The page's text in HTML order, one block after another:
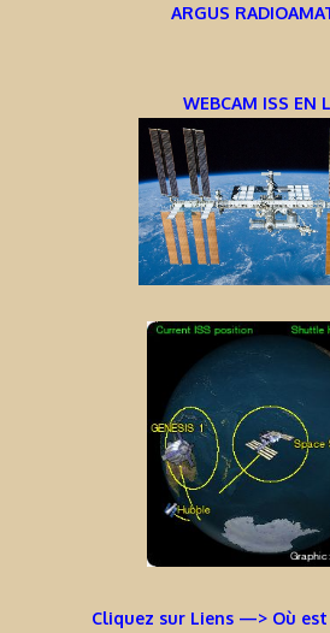
ARGUS
WEBCAM ISS EN
Cliquez sur Liens —> Où